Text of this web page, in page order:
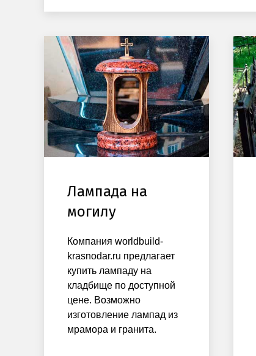
Лампада на
могилу
Компания worldbuild-
krasnodar.ru предлагает
купить лампаду на
кладбище по доступной
цене. Возможно
изготовление лампад из
мрамора и гранита.